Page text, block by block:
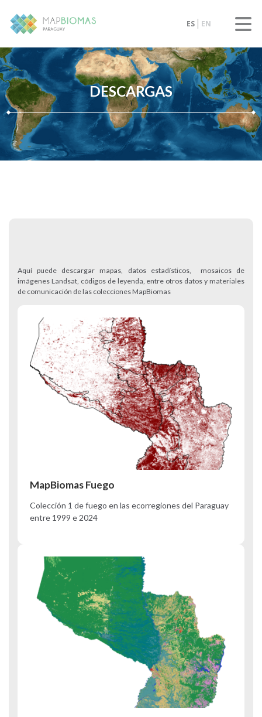
ES EN
DESCARGAS
Aquí puede descargar mapas, datos estadísticos, mosaicos de
imágenes Landsat, códigos de leyenda, entre otros datos y materiales
de comunicación de las colecciones MapBiomas
MapBiomas Fuego
Colección 1 de fuego en las ecorregiones del Paraguay
entre 1999 e 2024